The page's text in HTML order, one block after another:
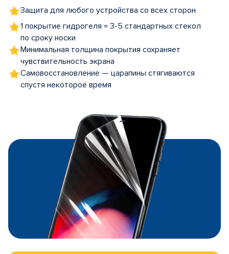
Защита для любого устройства со всех сторон
1 покрытие гидрогеля = 3-5 стандартных стекол
по сроку носки
Минимальная толщина покрытия сохраняет
чувствительность экрана
Самовосстановление — царапины стягиваются
спустя некоторое время